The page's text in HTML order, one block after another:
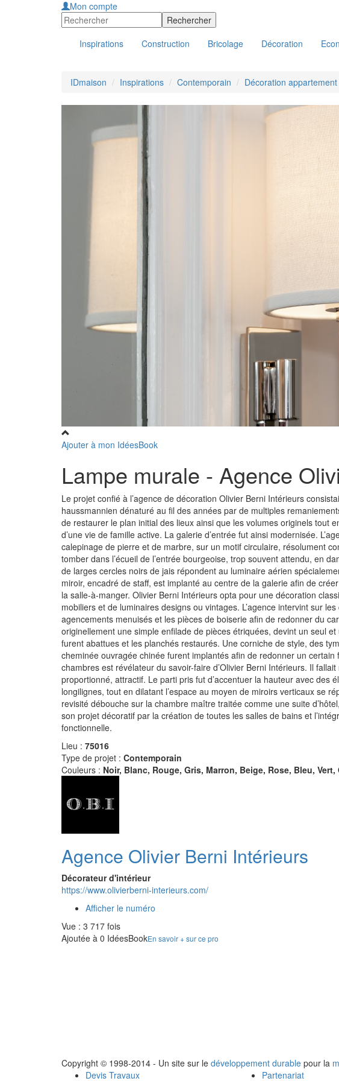
Mon compte
Inspirations Construction Bricolage Décoration
IDmaison Inspirations Contemporain Décoration
Ajouter à mon IdéesBook
Lampe murale - Agence
Le projet confié à l’agence de décoration Olivier Berni Intérieurs
haussmannien dénaturé au fil des années par de multiples
de restaurer le plan initial des lieux ainsi que les volumes originels tout
d’une vie de famille active. La galerie d’entrée fut ainsi modernisée.
calepinage de pierre et de marbre, sur un motif circulaire, résolument
tomber dans l’écueil de l’entrée bourgeoise, trop souvent attendu, en
de larges cercles noirs de jais répondent au luminaire aérien
miroir, encadré de staff, est implanté au centre de la galerie afin de
la salle-à-manger. Olivier Berni Intérieurs opta pour une décoration
mobiliers et de luminaires designs ou vintages. L’agence intervint sur
agencements menuisés et les pièces de boiserie afin de redonner du
originellement une simple enfilade de pièces étriquées, devint un seul
furent abattues et les planchés restaurés. Une corniche de style, des
cheminée ouvragée chinée furent implantés afin de redonner un certain
chambres est révélateur du savoir-faire d’Olivier Berni Intérieurs. Il
proportionné, attractif. Le parti pris fut d’accentuer la hauteur avec des
longilignes, tout en dilatant l’espace au moyen de miroirs verticaux se
revisité débouche sur la chambre maître traitée comme une suite
son projet décoratif par la création de toutes les salles de bains et
fonctionnelle.
Lieu : 75016
Type de projet : Contemporain
Couleurs : Noir, Blanc, Rouge, Gris, Marron, Beige, Rose, Bleu, Vert,
Agence Olivier Berni Intérieurs
Décorateur d'intérieur
https://www.olivierberni-interieurs.com/
Afficher le numéro
Vue : 3 717 fois
Ajoutée à 0 IdéesBookEn savoir + sur ce pro
Copyright © 1998-2014 - Un site sur le développement durable pour la
Devis Travaux
Partenariat